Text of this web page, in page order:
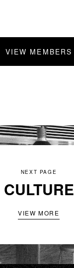
VIEW MEMBERS
NEXT PAGE
CULTURE
VIEW MORE